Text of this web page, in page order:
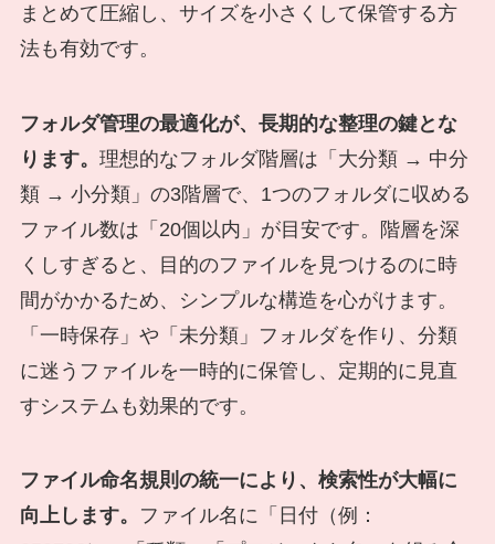
まとめて圧縮し、サイズを小さくして保管する方
法も有効です。
フォルダ管理の最適化が、長期的な整理の鍵とな
ります。 理想的なフォルダ階層は「大分類 → 中分
類 → 小分類」の3階層で、1つのフォルダに収める
ファイル数は「20個以内」が目安です。階層を深
くしすぎると、目的のファイルを見つけるのに時
間がかかるため、シンプルな構造を心がけます。
「一時保存」や「未分類」フォルダを作り、分類
に迷うファイルを一時的に保管し、定期的に見直
すシステムも効果的です。
ファイル命名規則の統一により、検索性が大幅に
向上します。
ファイル名に「日付（例：